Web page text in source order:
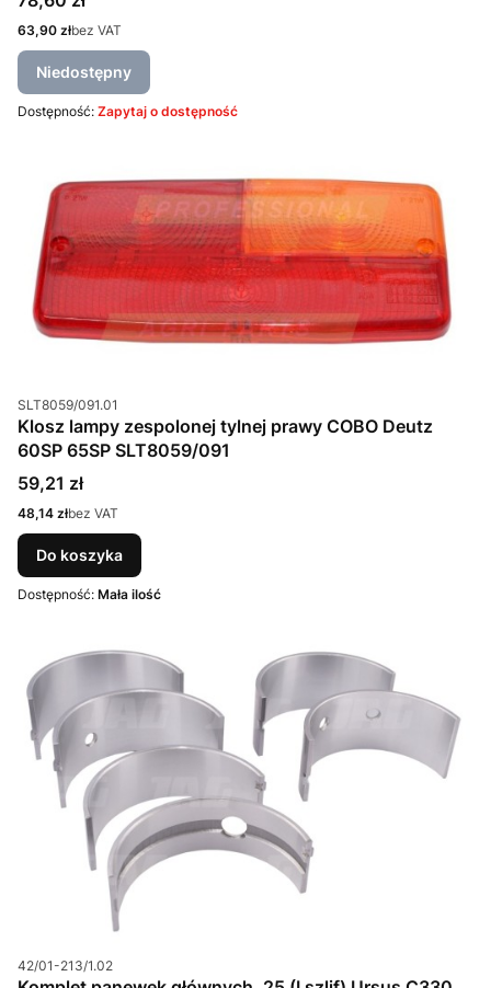
Cena
63,90 złbez VAT
Niedostępny
Dostępność: Zapytaj o dostępność
Kod produktu
SLT8059/091.01
Klosz lampy zespolonej tylnej prawy COBO Deutz
60SP 65SP SLT8059/091
Cena
59,21 zł
Cena
48,14 złbez VAT
Do koszyka
Dostępność: Mała ilość
Kod produktu
42/01-213/1.02